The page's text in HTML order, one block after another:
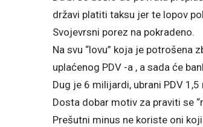
državi platiti taksu jer te lopov
Svojevrsni porez na pokradeno.
Na svu “lovu” koja je potrošena
uplaćenog PDV -a , a sada će
Dug je 6 milijardi, ubrani PDV
Dosta dobar motiv za praviti se
Prešutni minus ne koriste oni